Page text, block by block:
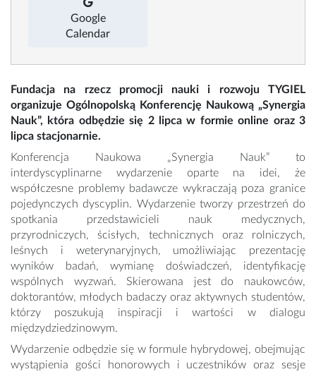
Google
Calendar
Fundacja na rzecz promocji nauki i rozwoju TYGIEL
organizuje Ogólnopolską Konferencję Naukową „Synergia
Nauk”, która odbędzie się 2 lipca w formie online oraz 3
lipca stacjonarnie.
Konferencja Naukowa „Synergia Nauk” to
interdyscyplinarne wydarzenie oparte na idei, że
współczesne problemy badawcze wykraczają poza granice
pojedynczych dyscyplin. Wydarzenie tworzy przestrzeń do
spotkania przedstawicieli nauk medycznych,
przyrodniczych, ścisłych, technicznych oraz rolniczych,
leśnych i weterynaryjnych, umożliwiając prezentację
wyników badań, wymianę doświadczeń, identyfikację
wspólnych wyzwań. Skierowana jest do naukowców,
doktorantów, młodych badaczy oraz aktywnych studentów,
którzy poszukują inspiracji i wartości w dialogu
międzydziedzinowym.
Wydarzenie odbędzie się w formule hybrydowej, obejmując
wystąpienia gości honorowych i uczestników oraz sesje